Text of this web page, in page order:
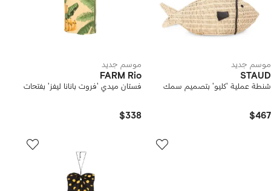
موسم جديد
STAUD
شنطة عملية 'كليو' بتصميم سمك
$467
موسم جديد
FARM Rio
فستان ميدي 'فروت بانانا ليفز' بفتحات
$338